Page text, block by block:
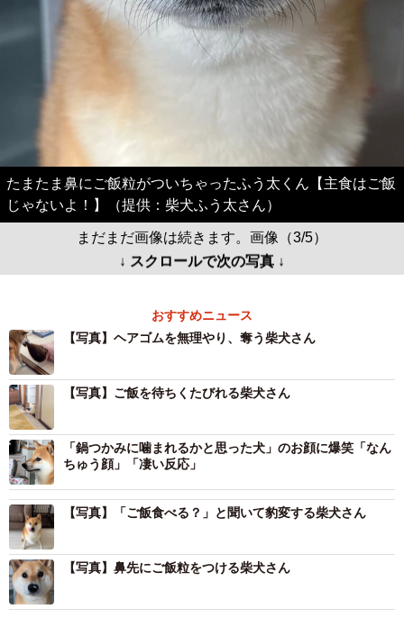
たまたま鼻にご飯粒がついちゃったふう太くん【主食はご飯
じゃないよ！】（提供：柴犬ふう太さん）
まだまだ画像は続きます。画像（3/5）
↓ スクロールで次の写真 ↓
おすすめニュース
【写真】ヘアゴムを無理やり、奪う柴犬さん
【写真】ご飯を待ちくたびれる柴犬さん
「鍋つかみに噛まれるかと思った犬」のお顔に爆笑「なん
ちゅう顔」「凄い反応」
【写真】「ご飯食べる？」と聞いて豹変する柴犬さん
【写真】鼻先にご飯粒をつける柴犬さん